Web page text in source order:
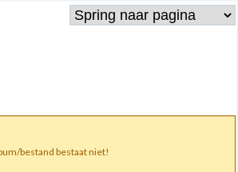
bestand bestaat niet!